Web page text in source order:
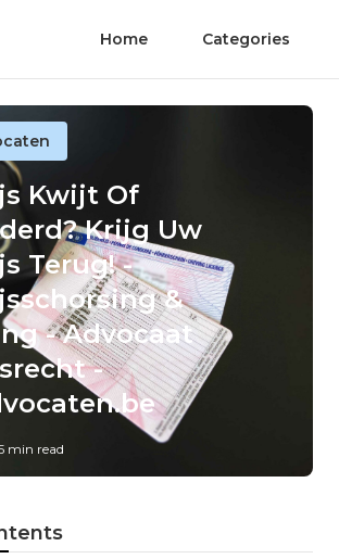
Home Categories
Kwijt Of
Krijg Uw
Terug! -
&
- Advocaat
-
min read